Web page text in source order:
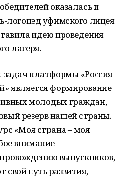
оказалась и
логопед уфимского лицея
идею проведения
лагеря.
платформы «Россия –
является формирование
молодых граждан,
резерв нашей страны.
«Моя страна – моя
внимание
выпускников,
путь развития,